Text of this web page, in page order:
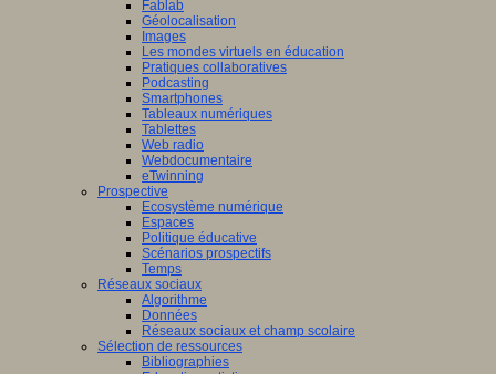
Fablab
Géolocalisation
Images
Les mondes virtuels en éducation
Pratiques collaboratives
Podcasting
Smartphones
Tableaux numériques
Tablettes
Web radio
Webdocumentaire
eTwinning
Prospective
Ecosystème numérique
Espaces
Politique éducative
Scénarios prospectifs
Temps
Réseaux sociaux
Algorithme
Données
Réseaux sociaux et champ scolaire
Sélection de ressources
Bibliographies